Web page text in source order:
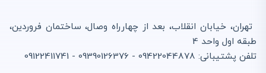
تهران، خیابان انقلاب، بعد از چهارراه وصال، ساختمان فروردین،
طبقه اول واحد 4
تلفن پشتیبانی: 09422044878 - 09390126376 - 09122411741